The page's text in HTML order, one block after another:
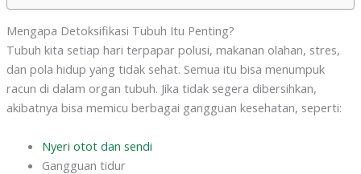
Mengapa Detoksifikasi Tubuh Itu Penting?
Tubuh kita setiap hari terpapar polusi, makanan olahan, stres,
dan pola hidup yang tidak sehat. Semua itu bisa menumpuk
racun di dalam organ tubuh. Jika tidak segera dibersihkan,
akibatnya bisa memicu berbagai gangguan kesehatan, seperti:
Nyeri otot dan sendi
Gangguan tidur